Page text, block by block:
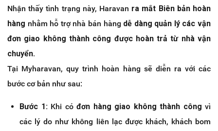
Nhận thấy tình trạng này, Haravan ra mắt Biên bản hoàn
hàng nhằm hỗ trợ nhà bán hàng dễ dàng quản lý các vận
đơn giao không thành công được hoàn trả từ nhà vận
chuyển.
Tại Myharavan, quy trình hoàn hàng sẽ diễn ra với các
bước cơ bản như sau:
Bước 1:Khi có đơn hàng giao không thành công vì
các lý do như không liên lạc được khách, khách bom